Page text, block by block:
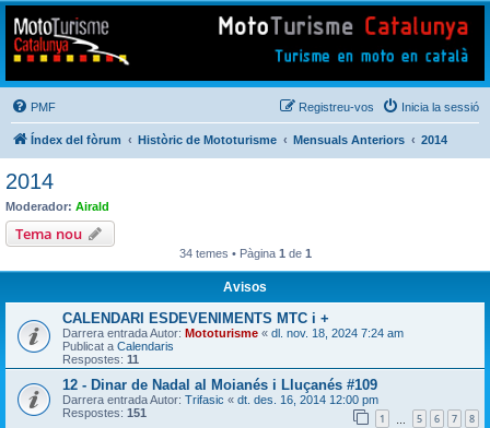
Mototurisme
Turisme en moto en català
PMF Inicia la sessió
Registreu-vos
Índex del fòrum Històric de Mototurisme Mensuals Anteriors 2014
2014
Moderador: Airald
Tema nou
34 temes • Pàgina 1 de 1
Avisos
CALENDARI ESDEVENIMENTS MTC i +
Darrera entrada Autor: Mototurisme « dl. nov. 18, 2024 7:24 am
Publicat a Calendaris
Respostes: 11
12 - Dinar de Nadal al Moianés i Lluçanés #109
Darrera entrada Autor: Trifasic « dt. des. 16, 2014 12:00 pm
Respostes: 151 1 5 6 7 8